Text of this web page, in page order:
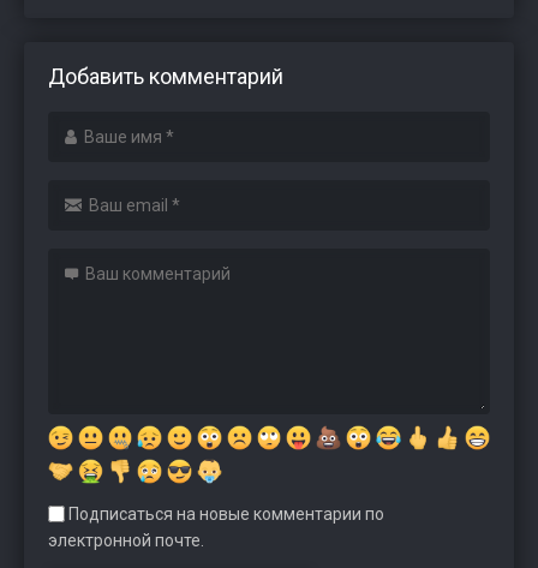
Добавить комментарий
Подписаться на новые комментарии по
электронной почте.